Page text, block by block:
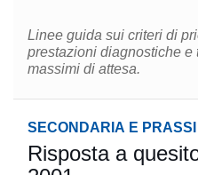
Linee guida sui criteri di
prestazioni diagnostiche e
massimi di attesa.
SECONDARIA E PRASSI
Risposta a